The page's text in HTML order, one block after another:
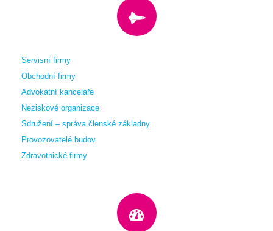
Servisní firmy
Obchodní firmy
Advokátní kanceláře
Neziskové organizace
Sdružení – správa členské základny
Provozovatelé budov
Zdravotnické firmy